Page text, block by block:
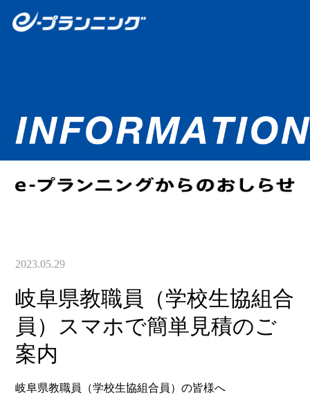
2023.05.29
岐阜県教職員（学校生協組合
員）スマホで簡単見積のご
案内
岐阜県教職員（学校生協組合員）の皆様へ